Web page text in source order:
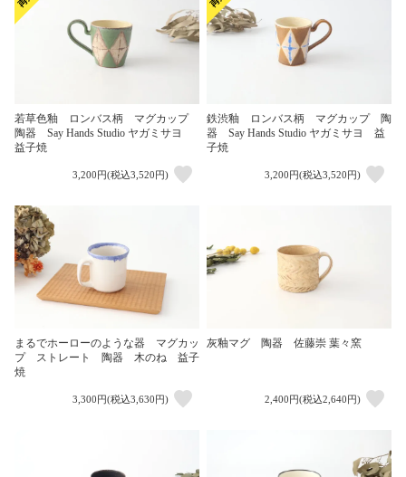
若草色釉 ロンバス柄 マグカップ
陶器 Say Hands Studio ヤガミサヨ
益子焼
3,200円(税込3,520円)
鉄渋釉 ロンバス柄 マグカップ 陶
器 Say Hands Studio ヤガミサヨ 益
子焼
3,200円(税込3,520円)
まるでホーローのような器 マグカッ
プ ストレート 陶器 木のね 益子
焼
3,300円(税込3,630円)
灰釉マグ 陶器 佐藤崇 葉々窯
2,400円(税込2,640円)